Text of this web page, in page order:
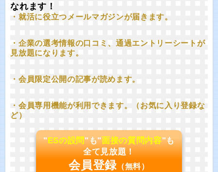
なれます！
・就活に役立つメールマガジンが届きます。
・企業の選考情報の口コミ、通過エントリーシートが
見放題になります。
・会員限定公開の記事が読めます。
・会員専用機能が利用できます。（お気に入り登録な
ど）
"ESの設問"も"面接の質問内容"も
全て見放題！
会員登録 （無料）